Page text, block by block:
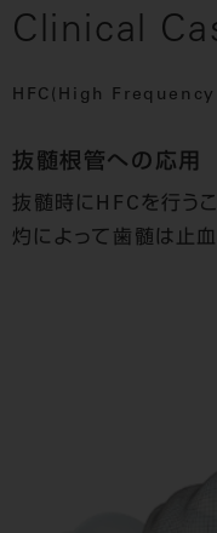
Clinical
HFC(High
抜髄根管への応用
抜髄時にHFCを行う
灼によって歯髄は止血